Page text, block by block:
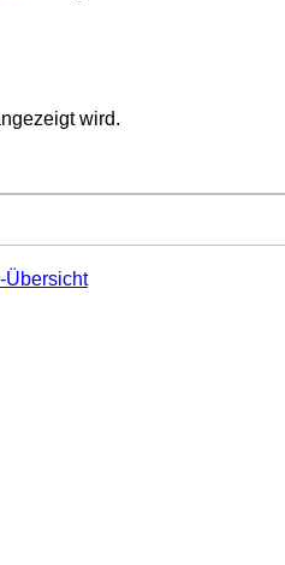
wird.
Übersicht